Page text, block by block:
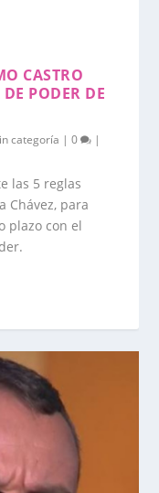
CASTRO
PODER DE
categoría |0 |
las 5 reglas
Chávez, para
plazo con el